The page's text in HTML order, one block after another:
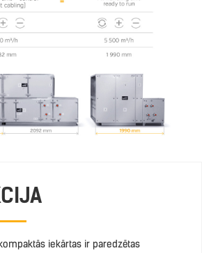
iekārtas ir paredzētas